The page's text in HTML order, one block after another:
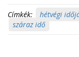
Címkék: hétvégi
száraz idő